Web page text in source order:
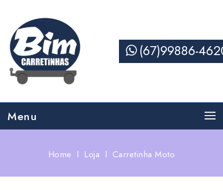
(67)99886-
Menu
Home l Loja l Carretinha Moto